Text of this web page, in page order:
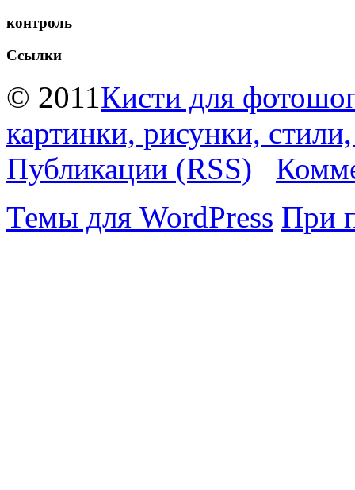
контроль
Ссылки
© 2011 Кисти для
картинки, рисунки,
Публикации (RSS)
Темы для WordPress При